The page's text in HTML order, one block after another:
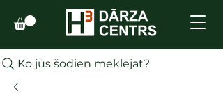
Ko jūs šodien meklējat?